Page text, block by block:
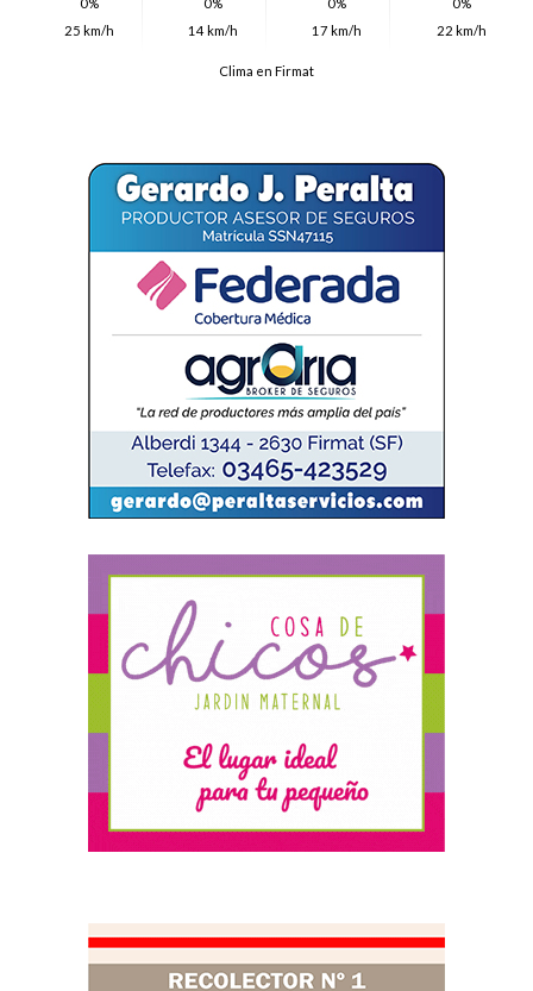
0%
25 km/h
0%
14 km/h
0%
17 km/h
0%
22 km/h
Clima en Firmat